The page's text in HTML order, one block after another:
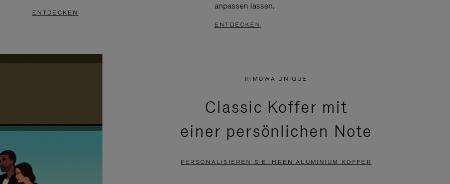
ENTDECKEN
anpassen lassen.
ENTDECKEN
RIMOWA UNIQUE
Classic Koffer mit
einer persönlichen Note
PERSONALISIEREN SIE IHREN ALUMINIUM KOFFER